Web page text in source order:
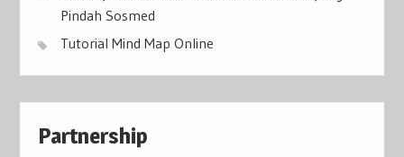
Pindah Sosmed
Tutorial Mind Map Online
Partnership